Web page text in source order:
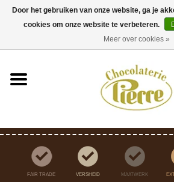
Verzending binnen Nederland vanaf €45,- gratis
FAIR TRADE VERSHEID MAATWERK
Door het gebruiken van onze website, ga je
cookies om onze website te verbeteren.
Meer over cookies »